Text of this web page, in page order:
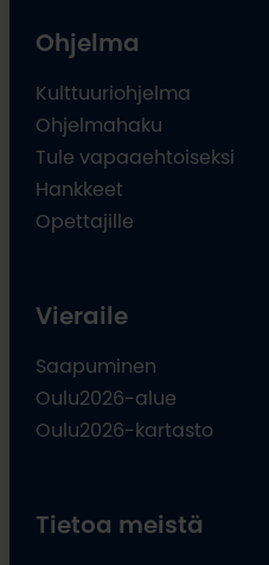
Ohjelma
Kulttuuriohjelma
Ohjelmahaku
Tule vapaaehtoiseksi
Hankkeet
Opettajille
Vieraile
Saapuminen
Oulu2026-alue
Oulu2026-kartasto
Tietoa meistä